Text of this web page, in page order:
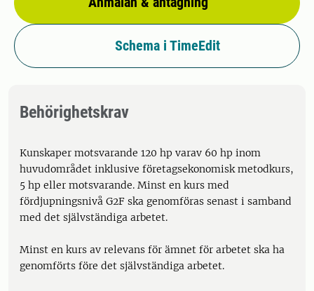
Schema i TimeEdit
Behörighetskrav
Kunskaper motsvarande 120 hp varav 60 hp inom
huvudområdet inklusive företagsekonomisk metodkurs,
5 hp eller motsvarande. Minst en kurs med
fördjupningsnivå G2F ska genomföras senast i samband
med det självständiga arbetet.
Minst en kurs av relevans för ämnet för arbetet ska ha
genomförts före det självständiga arbetet.